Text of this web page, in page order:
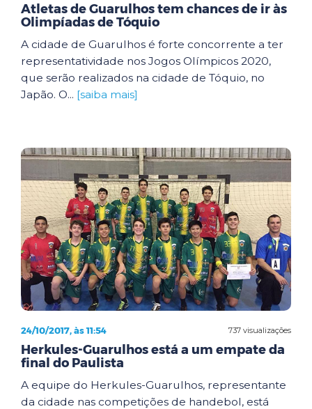
Atletas de Guarulhos tem chances de ir às
Olimpíadas de Tóquio
A cidade de Guarulhos é forte concorrente a ter
representatividade nos Jogos Olímpicos 2020,
que serão realizados na cidade de Tóquio, no
Japão. O... [saiba mais]
737 visualizações
24/10/2017, às 11:54
Herkules-Guarulhos está a um empate da
final do Paulista
A equipe do Herkules-Guarulhos, representante
da cidade nas competições de handebol, está